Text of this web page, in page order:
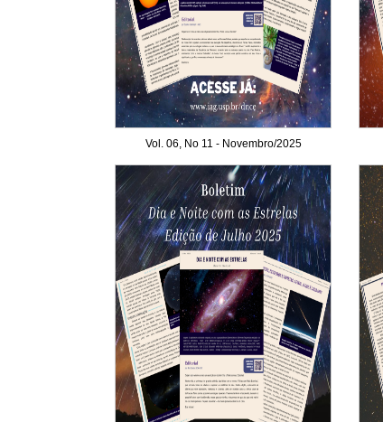
Vol. 06, No 11 - Novembro/2025